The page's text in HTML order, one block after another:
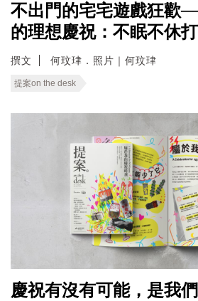
不出門的宅宅遊戲狂歡
的理想慶祝：不眠不休
撰文 何玟珒．照片｜何玟珒
提案on the desk
慶祝有沒有可能，是我